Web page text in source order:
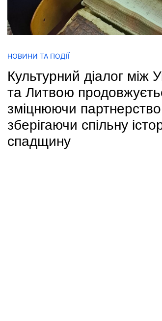
НОВИНИ ТА ПОДІЇ
Культурний діалог між
та Литвою
зміцнюючи
зберігаючи спільну
спадщину